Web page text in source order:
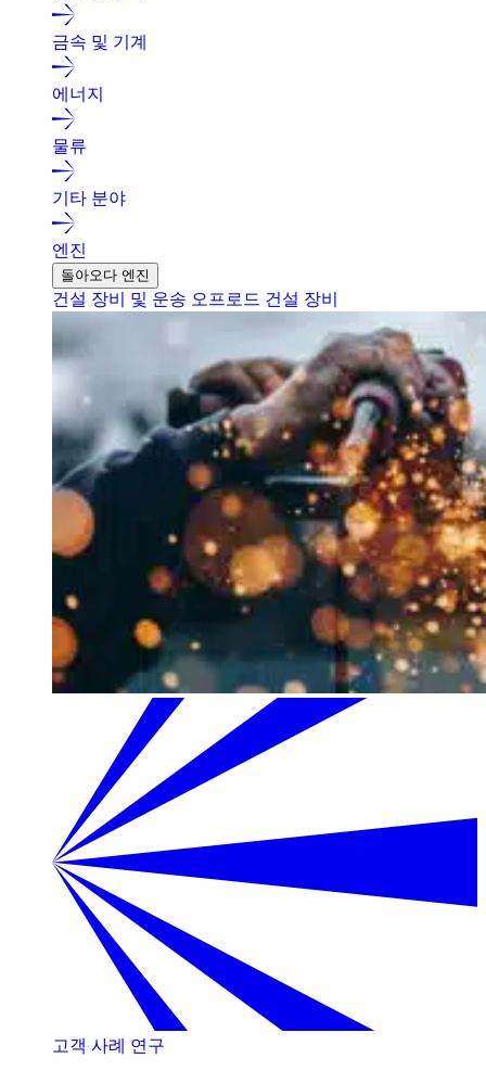
금속 및 기계
에너지
물류
기타 분야
엔진
돌아오다 엔진
건설 장비 및 운송 오프로드 건설 장비
고객 사례 연구